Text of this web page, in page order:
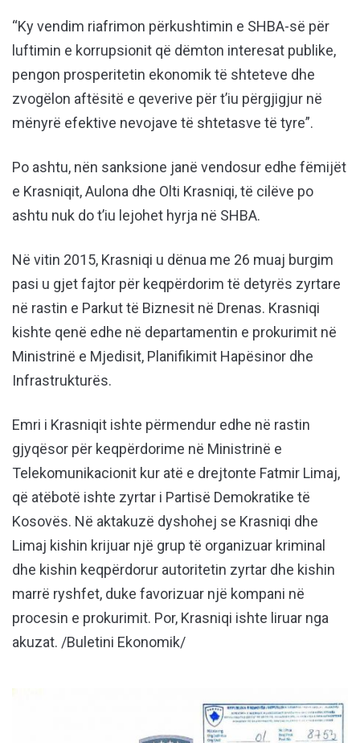
“Ky vendim riafrimon përkushtimin e SHBA-së për
luftimin e korrupsionit që dëmton interesat publike,
pengon prosperitetin ekonomik të shteteve dhe
zvogëlon aftësitë e qeverive për t’iu përgjigjur në
mënyrë efektive nevojave të shtetasve të tyre”.
Po ashtu, nën sanksione janë vendosur edhe fëmijët
e Krasniqit, Aulona dhe Olti Krasniqi, të cilëve po
ashtu nuk do t’iu lejohet hyrja në SHBA.
Në vitin 2015, Krasniqi u dënua me 26 muaj burgim
pasi u gjet fajtor për keqpërdorim të detyrës zyrtare
në rastin e Parkut të Biznesit në Drenas. Krasniqi
kishte qenë edhe në departamentin e prokurimit në
Ministrinë e Mjedisit, Planifikimit Hapësinor dhe
Infrastrukturës.
Emri i Krasniqit ishte përmendur edhe në rastin
gjyqësor për keqpërdorime në Ministrinë e
Telekomunikacionit kur atë e drejtonte Fatmir Limaj,
që atëbotë ishte zyrtar i Partisë Demokratike të
Kosovës. Në aktakuzë dyshohej se Krasniqi dhe
Limaj kishin krijuar një grup të organizuar kriminal
dhe kishin keqpërdorur autoritetin zyrtar dhe kishin
marrë ryshfet, duke favorizuar një kompani në
procesin e prokurimit. Por, Krasniqi ishte liruar nga
akuzat. /Buletini Ekonomik/